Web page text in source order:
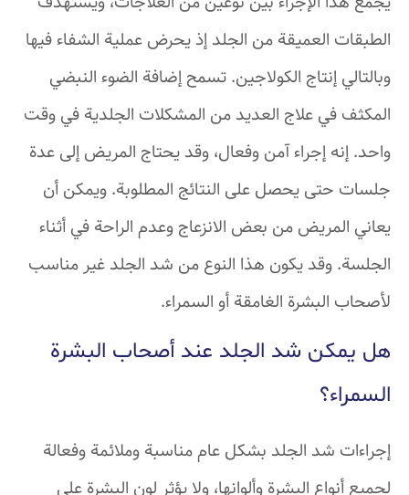
الطبقات العميقة من الجلد إذ يحرض عملية الشفاء فيها
وبالتالي إنتاج الكولاجين. تسمح إضافة الضوء النبضي
المكثف في علاج العديد من المشكلات الجلدية في وقت
واحد. إنه إجراء آمن وفعال، وقد يحتاج المريض إلى عدة
جلسات حتى يحصل على النتائج المطلوبة. ويمكن أن
يعاني المريض من بعض الانزعاج وعدم الراحة في أثناء
الجلسة. وقد يكون هذا النوع من شد الجلد غير مناسب
لأصحاب البشرة الغامقة أو السمراء.
هل يمكن شد الجلد عند أصحاب البشرة
السمراء؟
إجراءات شد الجلد بشكل عام مناسبة وملائمة وفعالة
لجميع أنواع البشرة وألوانها، ولا يؤثر لون البشرة على